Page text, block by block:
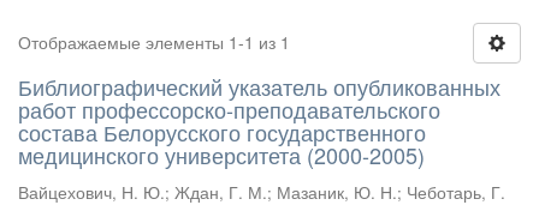
Отображаемые элементы 1-1 из 1
Библиографический указатель опубликованных
работ профессорско-преподавательского
состава Белорусского государственного
медицинского университета (2000-2005)
Вайцехович, Н. Ю.; Ждан, Г. М.; Мазаник, Ю. Н.; Чеботарь, Г.